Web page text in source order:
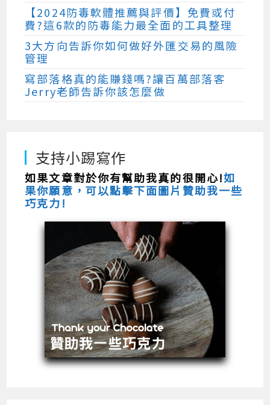
【2024防毒軟體推薦與評價】免費或付
費?這6款的防毒能力最全面的工具整理
3大方向告訴你如何做好外匯交易的風險
管理
寫部落格真的能賺錢嗎?讓百萬部落客
Jerry老師告訴你該怎麼做
支持小踢寫作
如果文章對於你有幫助我真的很開心!如
果你願意，可以點擊下面圖片贊助我一些
巧克力!